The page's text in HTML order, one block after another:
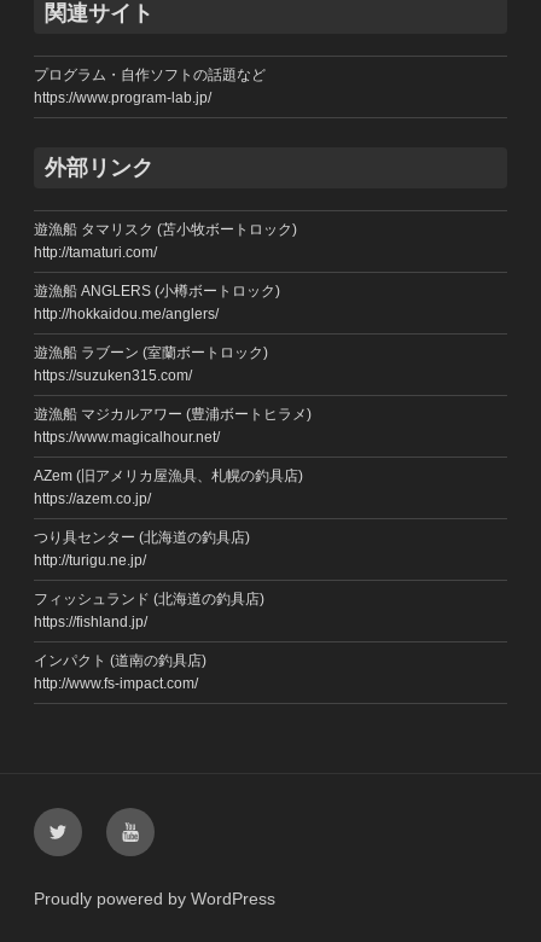
関連サイト
プログラム・自作ソフトの話題など
https://www.program-lab.jp/
外部リンク
遊漁船 タマリスク (苫小牧ボートロック)
http://tamaturi.com/
遊漁船 ANGLERS (小樽ボートロック)
http://hokkaidou.me/anglers/
遊漁船 ラブーン (室蘭ボートロック)
https://suzuken315.com/
遊漁船 マジカルアワー (豊浦ボートヒラメ)
https://www.magicalhour.net/
AZem (旧アメリカ屋漁具、札幌の釣具店)
https://azem.co.jp/
つり具センター (北海道の釣具店)
http://turigu.ne.jp/
フィッシュランド (北海道の釣具店)
https://fishland.jp/
インパクト (道南の釣具店)
http://www.fs-impact.com/
Twitter YouTube
Proudly powered by WordPress